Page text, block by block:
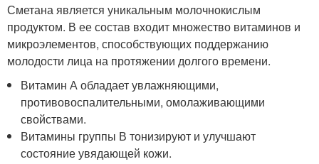
Сметана является уникальным молочнокислым
продуктом. В ее состав входит множество витаминов и
микроэлементов, способствующих поддержанию
молодости лица на протяжении долгого времени.
Витамин А обладает увлажняющими,
противовоспалительными, омолаживающими
свойствами.
Витамины группы В тонизируют и улучшают
состояние увядающей кожи.